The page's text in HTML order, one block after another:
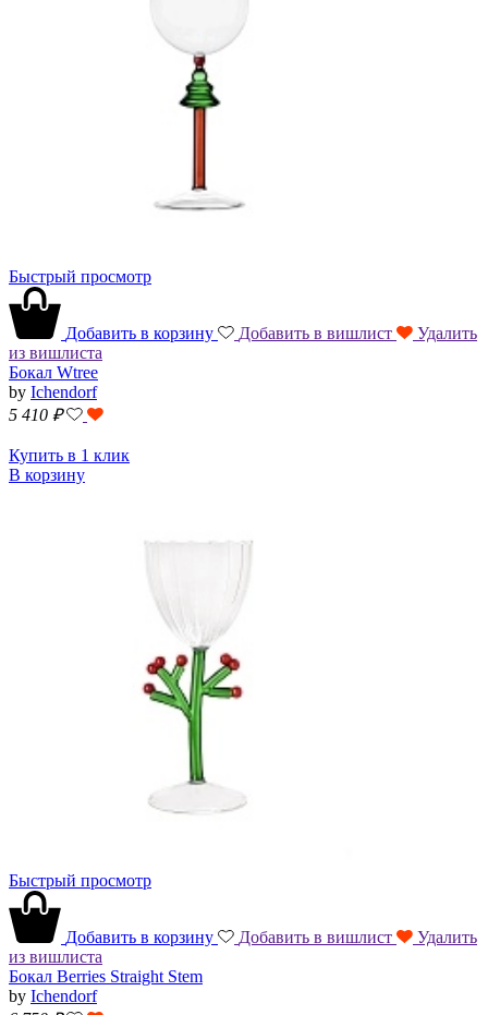
Быстрый просмотр
Добавить в корзину Добавить в вишлист
Удалить
из вишлиста
Бокал Wtree
by Ichendorf
5 410 ₽
Купить в 1 клик
В корзину
Быстрый просмотр
Добавить в корзину Добавить в вишлист
Удалить
из вишлиста
Бокал Berries Straight Stem
by Ichendorf